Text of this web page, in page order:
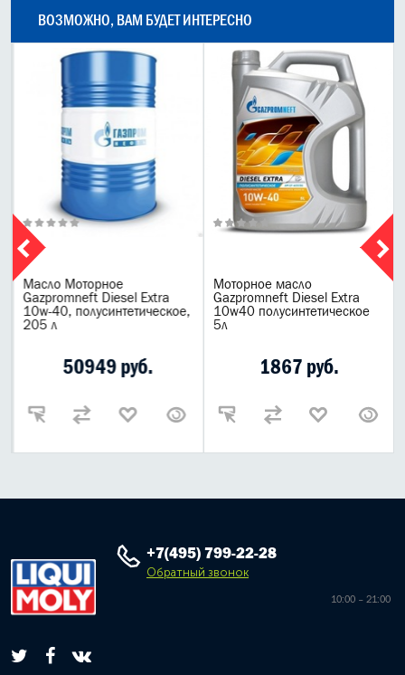
ВОЗМОЖНО, ВАМ БУДЕТ ИНТЕРЕСНО
Масло Моторное
Gazpromneft Diesel Extra
10w-40, полусинтетическое,
205 л
50949 руб.
Моторное масло
Gazpromneft Diesel Extra
10w40 полусинтетическое
5л
1867 руб.
+7(495) 799-22-28
Обратный звонок
10:00 – 21:00